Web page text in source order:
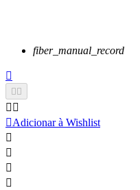
fiber_manual_record

 
 
Adicionar à Wishlist



